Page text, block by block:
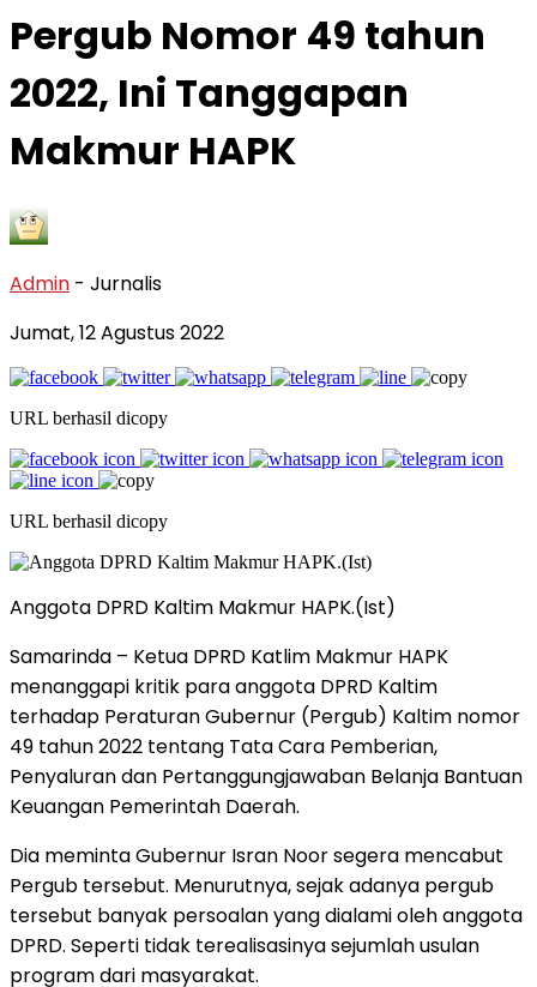
Pergub Nomor 49 tahun
2022, Ini Tanggapan
Makmur HAPK
Admin - Jurnalis
Jumat, 12 Agustus 2022
URL berhasil dicopy
URL berhasil dicopy
Anggota DPRD Kaltim Makmur HAPK.(Ist)
Samarinda – Ketua DPRD Katlim Makmur HAPK
menanggapi kritik para anggota DPRD Kaltim
terhadap Peraturan Gubernur (Pergub) Kaltim nomor
49 tahun 2022 tentang Tata Cara Pemberian,
Penyaluran dan Pertanggungjawaban Belanja Bantuan
Keuangan Pemerintah Daerah.
Dia meminta Gubernur Isran Noor segera mencabut
Pergub tersebut. Menurutnya, sejak adanya pergub
tersebut banyak persoalan yang dialami oleh anggota
DPRD. Seperti tidak terealisasinya sejumlah usulan
program dari masyarakat.